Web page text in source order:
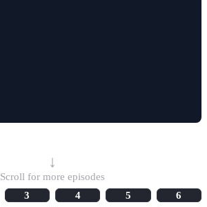
↓
Scroll for more episodes
3 4 5
6